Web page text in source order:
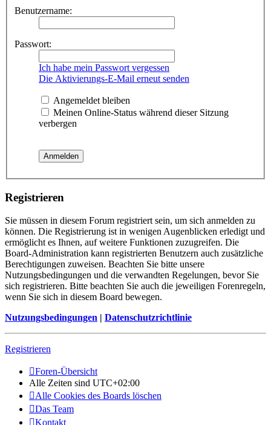
Benutzername:
Passwort:
Ich habe mein Passwort vergessen
Die Aktivierungs-E-Mail erneut senden
Angemeldet bleiben
Meinen Online-Status während dieser Sitzung
verbergen
Registrieren
Sie müssen in diesem Forum registriert sein, um sich anmelden zu
können. Die Registrierung ist in wenigen Augenblicken erledigt und
ermöglicht es Ihnen, auf weitere Funktionen zuzugreifen. Die
Board-Administration kann registrierten Benutzern auch zusätzliche
Berechtigungen zuweisen. Beachten Sie bitte unsere
Nutzungsbedingungen und die verwandten Regelungen, bevor Sie
sich registrieren. Bitte beachten Sie auch die jeweiligen Forenregeln,
wenn Sie sich in diesem Board bewegen.
Nutzungsbedingungen | Datenschutzrichtlinie
Registrieren
Foren-Übersicht
Alle Zeiten sind UTC+02:00
Alle Cookies des Boards löschen
Das Team
Kontakt